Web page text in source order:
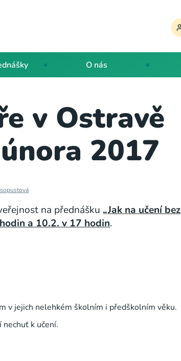
O nás
v Ostravě
2017
na přednášku „Jak na učení bez
a 10.2. v 17 hodin.
v jejich nelehkém školním i předškolním věku.
k učení.